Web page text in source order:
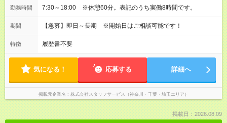
勤務時間 7:30～18:00 ※休憩60分。表記のうち実働8時間です。
期間 【急募】即日～長期 ※開始日はご相談可能です！
特徴 履歴書不要
気になる！ 応募する 詳細へ
掲載元企業名 株式会社スタッフサービス（神奈川・千葉・埼玉エリア）
掲載日：2026.08.09